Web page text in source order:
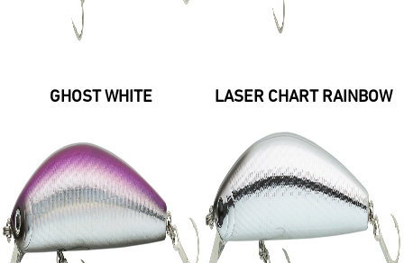
GHOST WHITE LASER CHART RAINBOW